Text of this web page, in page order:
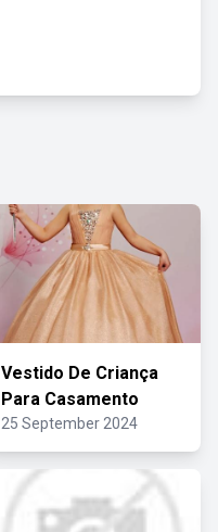
Vestido De Criança
Para Casamento
25 September 2024